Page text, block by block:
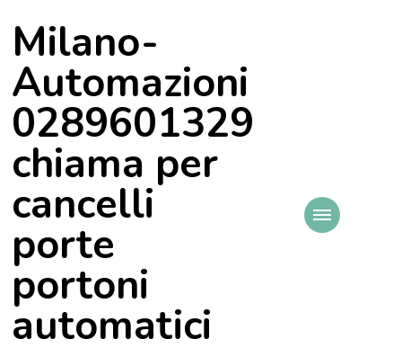
Milano-
Automazioni
0289601329
chiama per
cancelli
porte
portoni
automatici